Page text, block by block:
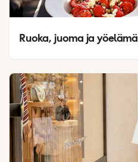
Ruoka, juoma ja yöelämä